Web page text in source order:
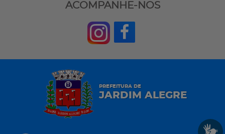
ACOMPANHE-NOS
PREFEITURA DE
JARDIM ALEGRE